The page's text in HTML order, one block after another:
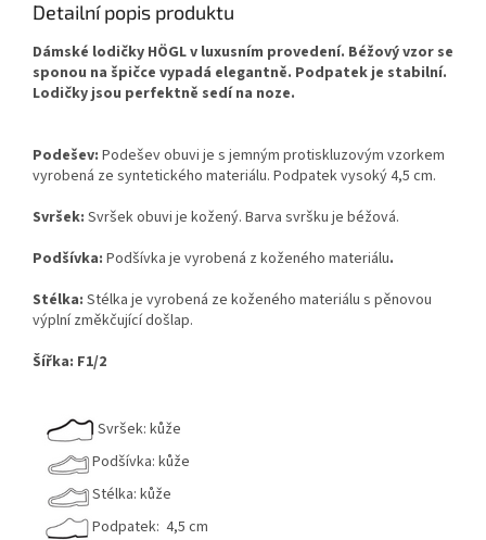
Detailní popis produktu
Dámské lodičky HÖGL v luxusním provedení. Béžový vzor se
sponou na špičce vypadá elegantně. Podpatek je stabilní.
Lodičky jsou perfektně sedí na noze.
Podešev: Podešev obuvi je s jemným protiskluzovým vzorkem
vyrobená ze syntetického materiálu. Podpatek vysoký 4,5 cm.
Svršek: Svršek obuvi je kožený. Barva svršku je béžová.
Podšívka: Podšívka je vyrobená z koženého materiálu.
Stélka: Stélka je vyrobená ze koženého materiálu s pěnovou
výplní změkčující došlap.
Šířka: F1/2
Svršek: kůže
Podšívka: kůže
Stélka: kůže
Podpatek: 4,5 cm